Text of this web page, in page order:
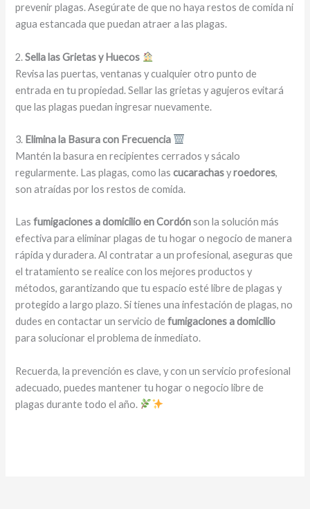
prevenir plagas. Asegúrate de que no haya restos de comida ni
agua estancada que puedan atraer a las plagas.
2.Sella las Grietas y Huecos
Revisa las puertas, ventanas y cualquier otro punto de
entrada en tu propiedad. Sellar las grietas y agujeros evitará
que las plagas puedan ingresar nuevamente.
3. Elimina la Basura con Frecuencia
Mantén la basura en recipientes cerrados y sácalo
regularmente. Las plagas, como lascucarachasyroedores,
son atraídas por los restos de comida.
Lasfumigaciones a domicilio en Cordónson la solución más
efectiva para eliminar plagas de tu hogar o negocio de manera
rápida y duradera. Al contratar a un profesional, aseguras que
el tratamiento se realice con los mejores productos y
métodos, garantizando que tu espacio esté libre de plagas y
protegido a largo plazo. Si tienes una infestación de plagas, no
dudes en contactar un servicio defumigaciones a domicilio
para solucionar el problema de inmediato.
Recuerda, la prevención es clave, y con un servicio profesional
adecuado, puedes mantener tu hogar o negocio libre de
plagas durante todo el año.